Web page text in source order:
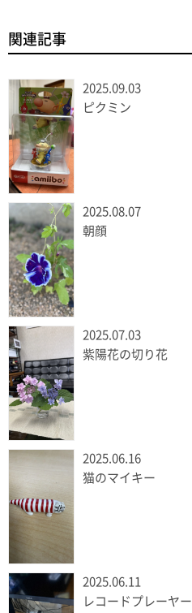
関連記事
2025.09.03
ピクミン
2025.08.07
朝顔
2025.07.03
紫陽花の切り花
2025.06.16
猫のマイキー
2025.06.11
レコードプレーヤー